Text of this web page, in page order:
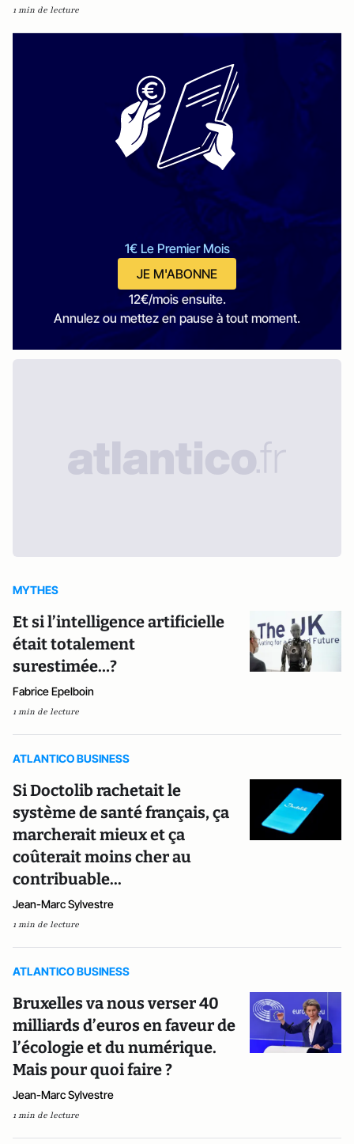
1 min de lecture
1€ Le Premier Mois
JE M'ABONNE
12€/mois ensuite.
Annulez ou mettez en pause à tout moment.
MYTHES
Et si l’intelligence artificielle
était totalement
surestimée…?
Fabrice Epelboin
1 min de lecture
ATLANTICO BUSINESS
Si Doctolib rachetait le
système de santé français, ça
marcherait mieux et ça
coûterait moins cher au
contribuable...
Jean-Marc Sylvestre
1 min de lecture
ATLANTICO BUSINESS
Bruxelles va nous verser 40
milliards d’euros en faveur de
l’écologie et du numérique.
Mais pour quoi faire ?
Jean-Marc Sylvestre
1 min de lecture